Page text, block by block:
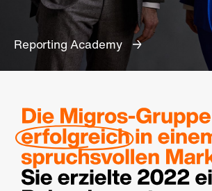
Reporting Academy